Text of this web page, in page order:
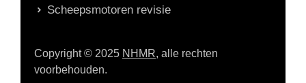
Scheepsmotoren revisie
Copyright © 2025 NHMR, alle rechten
voorbehouden.